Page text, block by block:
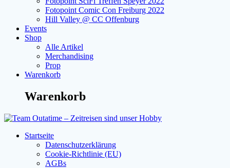
Fotopoint Comic Con Freiburg 2022
Hill Valley @ CC Offenburg
Events
Shop
Alle Artikel
Merchandising
Prop
Warenkorb
Warenkorb
Startseite
Datenschutzerklärung
Cookie-Richtlinie (EU)
AGBs